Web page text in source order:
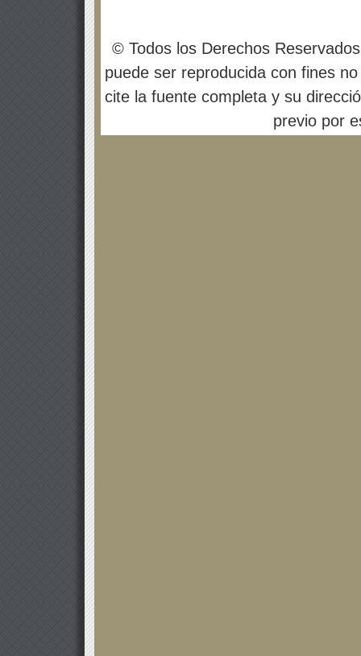
© Todos los Derechos
puede ser reproducida con fines
cite la fuente completa y su
previo por